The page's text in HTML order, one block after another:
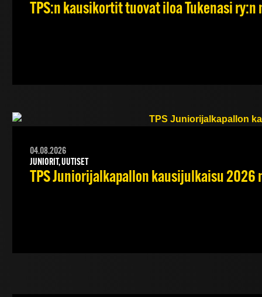
TPS:n kausikortit tuovat iloa Tukenasi
04.08.2026
JUNIORIT, UUTISET
TPS Juniorijalkapallon kausijulkaisu 2026